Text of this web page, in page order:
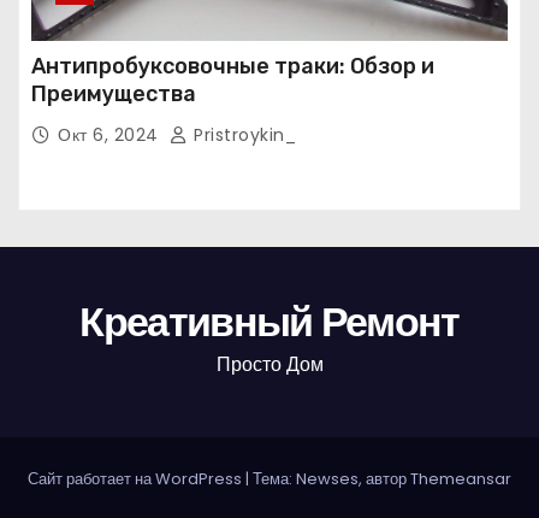
Антипробуксовочные траки: Обзор и
Преимущества
Окт 6, 2024 Pristroykin_
Креативный Ремонт
Просто Дом
Сайт работает на WordPress | Тема: Newses, авторThemeansar